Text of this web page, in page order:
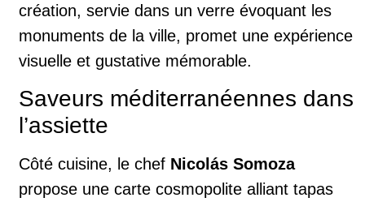
création, servie dans un verre évoquant les
monuments de la ville, promet une expérience
visuelle et gustative mémorable.
Saveurs méditerranéennes dans
l’assiette
Côté cuisine, le chef Nicolás Somoza
propose une carte cosmopolite alliant tapas